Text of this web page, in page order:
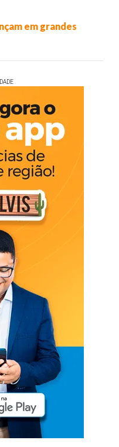
em grandes